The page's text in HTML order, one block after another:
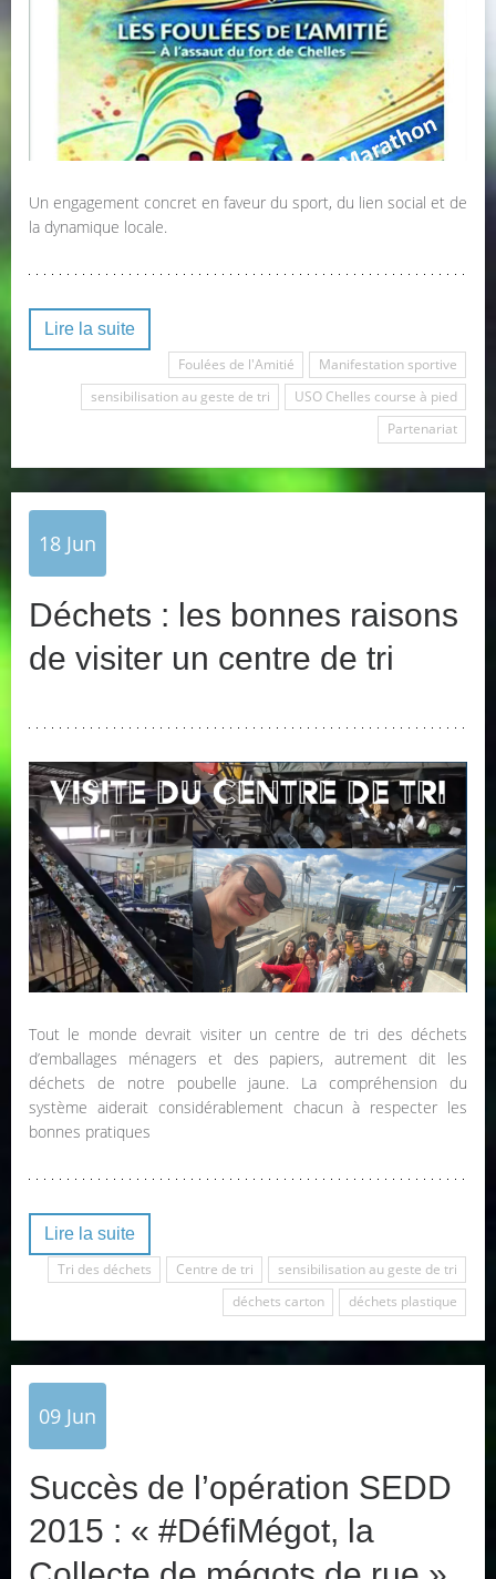
Un engagement concret en faveur du sport, du lien social et de
la dynamique locale.
Lire la suite
Foulées de l'Amitié
Manifestation sportive
sensibilisation au geste de tri
USO Chelles course à pied
Partenariat
18 Jun
Déchets : les bonnes raisons
de visiter un centre de tri
Tout le monde devrait visiter un centre de tri des déchets
d’emballages ménagers et des papiers, autrement dit les
déchets de notre poubelle jaune. La compréhension du
système aiderait considérablement chacun à respecter les
bonnes pratiques
Lire la suite
Tri des déchets
Centre de tri
sensibilisation au geste de tri
déchets carton
déchets plastique
09 Jun
Succès de l’opération SEDD
2015 : « #DéfiMégot, la